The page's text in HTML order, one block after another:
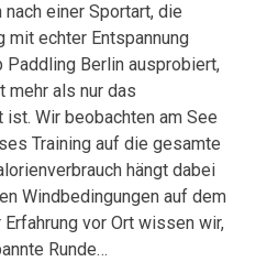
einer Sportart, die
mit echter Entspannung
Paddling Berlin ausprobiert,
mehr als nur das
Wir beobachten am See
Training auf die gesamte
hängt dabei
Windbedingungen auf dem
vor Ort wissen wir,
Runde…